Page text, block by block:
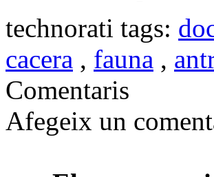
technorati tags:
cacera , fauna ,
Comentaris
Afegeix un